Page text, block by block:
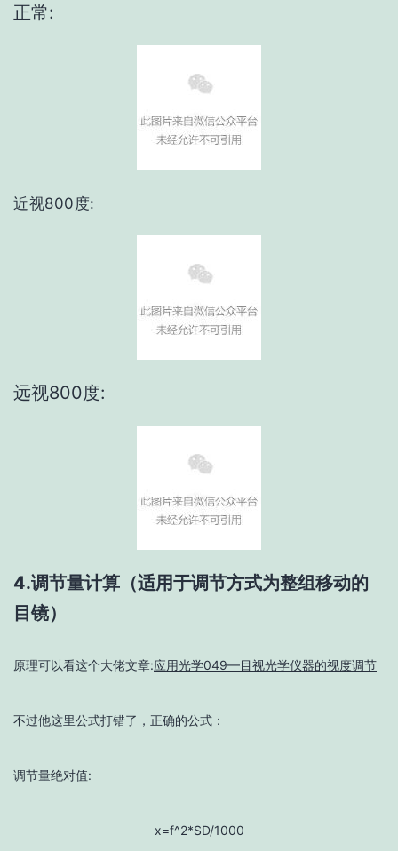
正常:
近视800度:
远视800度:
4.调节量计算（适用于调节方式为整组移动的
目镜）
原理可以看这个大佬文章:应用光学049—目视光学仪器的视度调节
不过他这里公式打错了，正确的公式：
调节量绝对值:
x=f^2*SD/1000